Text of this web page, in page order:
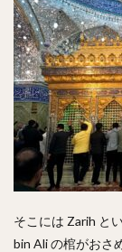
そこには Zarih と
bin Ali の棺がおさ